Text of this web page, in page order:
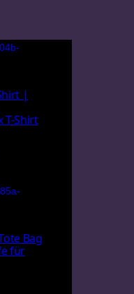
|
T-Shirt
Bag
für